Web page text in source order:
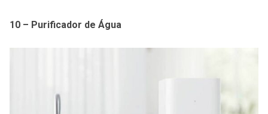
10 – Purificador de Água